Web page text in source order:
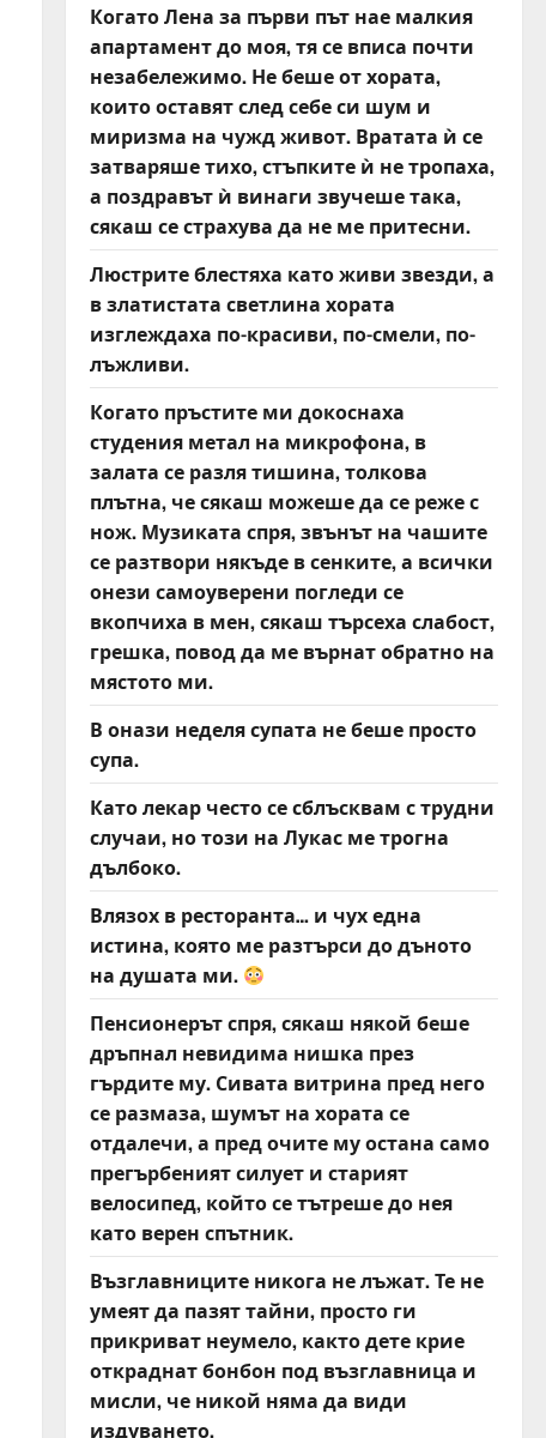
Когато Лена за първи път нае малкия
апартамент до моя, тя се вписа почти
незабележимо. Не беше от хората,
които оставят след себе си шум и
миризма на чужд живот. Вратата ѝ се
затваряше тихо, стъпките ѝ не тропаха,
а поздравът ѝ винаги звучеше така,
сякаш се страхува да не ме притесни.
Люстрите блестяха като живи звезди, а
в златистата светлина хората
изглеждаха по-красиви, по-смели, по-
лъжливи.
Когато пръстите ми докоснаха
студения метал на микрофона, в
залата се разля тишина, толкова
плътна, че сякаш можеше да се реже с
нож. Музиката спря, звънът на чашите
се разтвори някъде в сенките, а всички
онези самоуверени погледи се
вкопчиха в мен, сякаш търсеха слабост,
грешка, повод да ме върнат обратно на
мястото ми.
В онази неделя супата не беше просто
супа.
Като лекар често се сблъсквам с трудни
случаи, но този на Лукас ме трогна
дълбоко.
Влязох в ресторанта… и чух една
истина, която ме разтърси до дъното
на душата ми.
Пенсионерът спря, сякаш някой беше
дръпнал невидима нишка през
гърдите му. Сивата витрина пред него
се размаза, шумът на хората се
отдалечи, а пред очите му остана само
прегърбеният силует и старият
велосипед, който се тътреше до нея
като верен спътник.
Възглавниците никога не лъжат. Те не
умеят да пазят тайни, просто ги
прикриват неумело, както дете крие
откраднат бонбон под възглавница и
мисли, че никой няма да види
издуването.